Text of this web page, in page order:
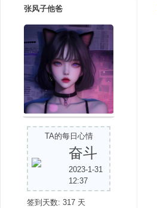
张风子他爸
TA的每日心情
奋斗
2023-1-31
12:37
签到天数: 317 天